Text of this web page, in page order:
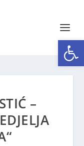
Open toolbar
–